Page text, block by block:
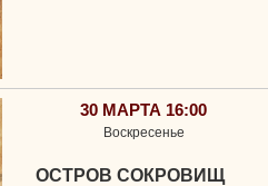
30 МАРТА 16:00
Воскресенье
ОСТРОВ СОКРОВИЩ